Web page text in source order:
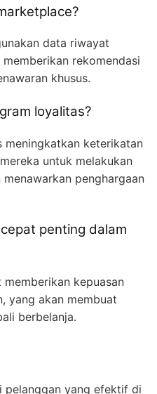
data riwayat
rekomendasi
khusus.
loyalitas?
meningkatkan keterikatan
untuk melakukan
penghargaan
penting dalam
memberikan kepuasan
yang akan membuat
berbelanja.
pelanggan yang efektif di